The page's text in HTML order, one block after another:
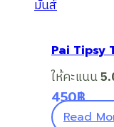
Pai Tipsy
ให้คะแนน
450฿
Read